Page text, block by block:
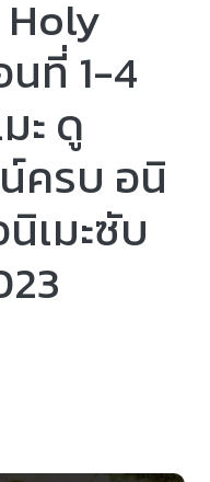
นที่ 1-4
ะ ดู
ครบ อนิ
เมะซับ